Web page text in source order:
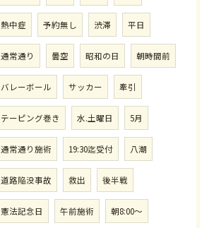
熱中症 予約無し 渋滞 平日
通常通り 曇空 昭和の日 朝時間前
バレーボール サッカー 牽引
テーピング巻き 水.土曜日 5月
通常通り施術 19:30迄受付 八潮
道路陥没事故 救出 後半戦
憲法記念日 午前施術 朝8:00〜